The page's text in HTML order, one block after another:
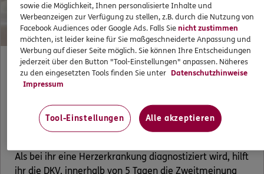
Für Anspruchsvolle wie Iwona (60)
Iwona hat rechtzeitig mit dem KGZ2 mit freier Arzt-
Als bei ihr eine Herzerkrankung diagnostiziert wird, hilft
ihr die DKV, innerhalb von 5 Tagen die Zweitmeinung
sowie die Möglichkeit, Ihnen personalisierte Inhalte und
Werbeanzeigen zur Verfügung zu stellen, z.B. durch die Nutzung von
Facebook Audiences oder Google Ads. Falls Sienicht zustimmen
möchten, ist leider keine für Sie maßgeschneiderte Anpassung und
Werbung auf dieser Seite möglich. Sie können Ihre Entscheidungen
jederzeit über den Button "Tool-Einstellungen" anpassen. Näheres
zu den eingesetzten Tools finden Sie unter Datenschutzhinweise
Impressum
Tool-Einstellungen Alle akzeptieren